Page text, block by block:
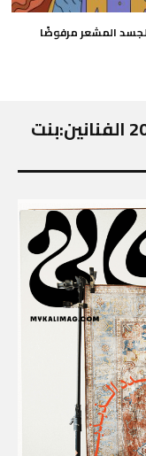
المشعر مرفوضًا
ضيوف غلاف عدد ‘الذبذبات’ 2024 الفنانين:بنت